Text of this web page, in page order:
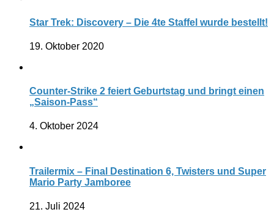
Star Trek: Discovery – Die 4te Staffel wurde bestellt!
19. Oktober 2020
Counter-Strike 2 feiert Geburtstag und bringt einen
„Saison-Pass“
4. Oktober 2024
Trailermix – Final Destination 6, Twisters und Super
Mario Party Jamboree
21. Juli 2024